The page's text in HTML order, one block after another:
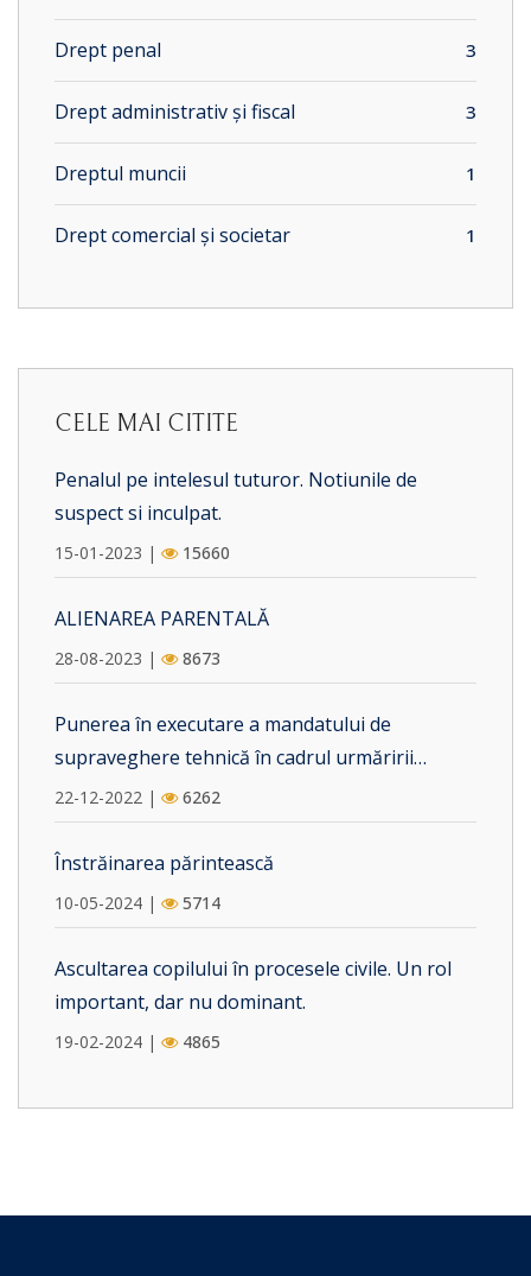
Drept penal 3
Drept administrativ și fiscal 3
Dreptul muncii 1
Drept comercial și societar 1
CELE MAI CITITE
Penalul pe intelesul tuturor. Notiunile de
suspect si inculpat.
15-01-2023 | 15660
ALIENAREA PARENTALĂ
28-08-2023 | 8673
Punerea în executare a mandatului de
supraveghere tehnică în cadrul urmăririi
penale. Vicii procedurale care pot fi invocate în
camera preliminară.
22-12-2022 | 6262
Înstrăinarea părintească
10-05-2024 | 5714
Ascultarea copilului în procesele civile. Un rol
important, dar nu dominant.
19-02-2024 | 4865